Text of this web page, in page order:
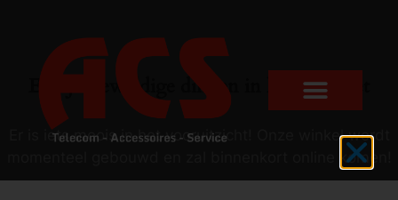
Er zijn geweldige dingen in het verschiet
Er is iets moois in het vooruitzicht! Onze winkel wordt
momenteel gebouwd en zal binnenkort online komen!